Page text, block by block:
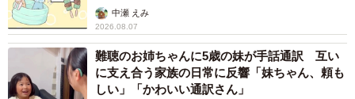
中瀬 えみ
2026.08.07
難聴のお姉ちゃんに5歳の妹が手話通訳 互い
に支え合う家族の日常に反響「妹ちゃん、頼も
しい」「かわいい通訳さん」